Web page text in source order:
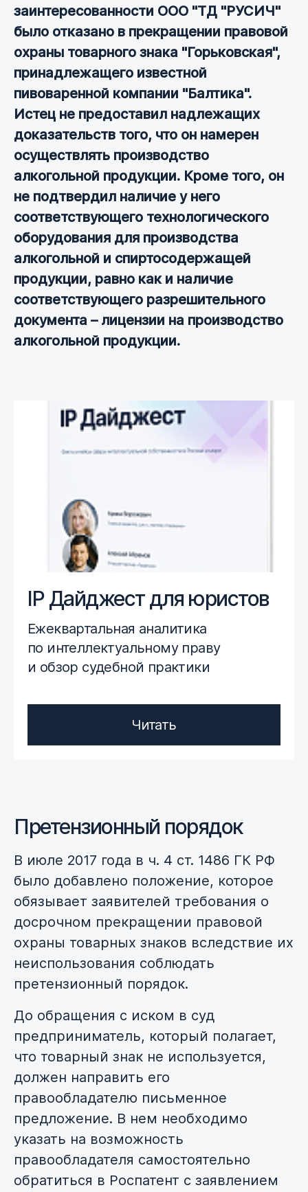
заинтересованности ООО "ТД "РУСИЧ"
было отказано в прекращении правовой
охраны товарного знака "Горьковская",
принадлежащего известной
пивоваренной компании "Балтика".
Истец не предоставил надлежащих
доказательств того, что он намерен
осуществлять производство
алкогольной продукции. Кроме того, он
не подтвердил наличие у него
соответствующего технологического
оборудования для производства
алкогольной и спиртосодержащей
продукции, равно как и наличие
соответствующего разрешительного
документа – лицензии на производство
алкогольной продукции.
IP Дайджест для юристов
Ежеквартальная аналитика
по интеллектуальному праву
и обзор судебной практики
Читать
Претензионный порядок
В июле 2017 года в ч. 4 ст. 1486 ГК РФ
было добавлено положение, которое
обязывает заявителей требования о
досрочном прекращении правовой
охраны товарных знаков вследствие их
неиспользования соблюдать
претензионный порядок.
До обращения с иском в суд
предприниматель, который полагает,
что товарный знак не используется,
должен направить его
правообладателю письменное
предложение. В нем необходимо
указать на возможность
правообладателя самостоятельно
обратиться в Роспатент с заявлением